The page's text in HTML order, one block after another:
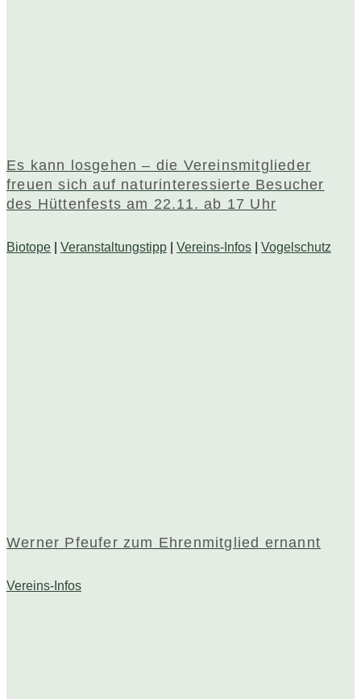
Es kann losgehen – die Vereinsmitglieder
freuen sich auf naturinteressierte Besucher
des Hüttenfests am 22.11. ab 17 Uhr
Biotope Veranstaltungstipp Vereins-Infos Vogelschutz
Werner Pfeufer zum Ehrenmitglied ernannt
Vereins-Infos